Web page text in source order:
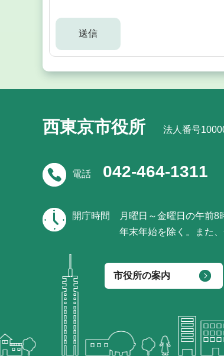
西東京市役所 法人番号
電話 042-464-1311
開庁時間
月曜日～金曜日の午前8
年末年始を除く。また
市役所の案内